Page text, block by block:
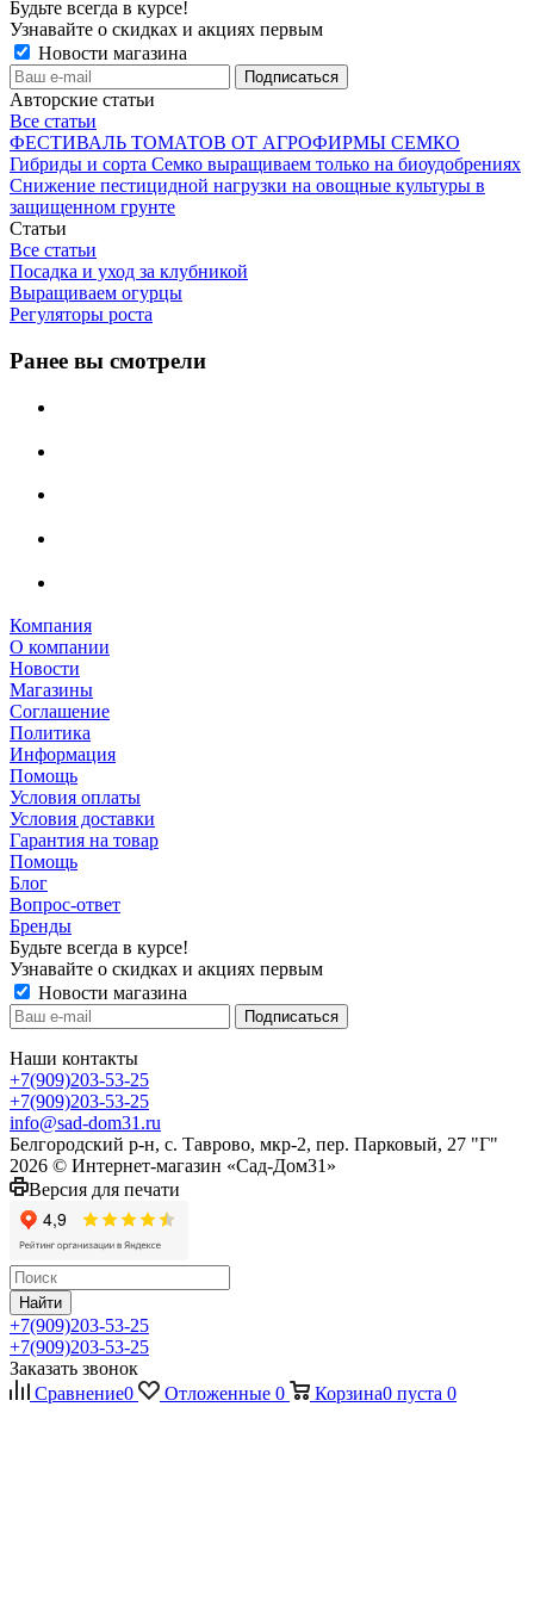
Будьте всегда в курсе!
Узнавайте о скидках и акциях первым
Новости магазина
Авторские статьи
Все статьи
ФЕСТИВАЛЬ ТОМАТОВ ОТ АГРОФИРМЫ СЕМКО
Гибриды и сорта Семко выращиваем только на биоудобрениях
Снижение пестицидной нагрузки на овощные культуры в
защищенном грунте
Статьи
Все статьи
Посадка и уход за клубникой
Выращиваем огурцы
Регуляторы роста
Ранее вы смотрели
Компания
О компании
Новости
Магазины
Соглашение
Политика
Информация
Помощь
Условия оплаты
Условия доставки
Гарантия на товар
Помощь
Блог
Вопрос-ответ
Бренды
Будьте всегда в курсе!
Узнавайте о скидках и акциях первым
Новости магазина
Наши контакты
+7(909)203-53-25
+7(909)203-53-25
info@sad-dom31.ru
Белгородский р-н, с. Таврово, мкр-2, пер. Парковый, 27 "Г"
2026 © Интернет-магазин «Сад-Дом31»
Версия для печати
Найти
+7(909)203-53-25
+7(909)203-53-25
Заказать звонок
Сравнение0 Отложенные 0 Корзина0 пуста 0